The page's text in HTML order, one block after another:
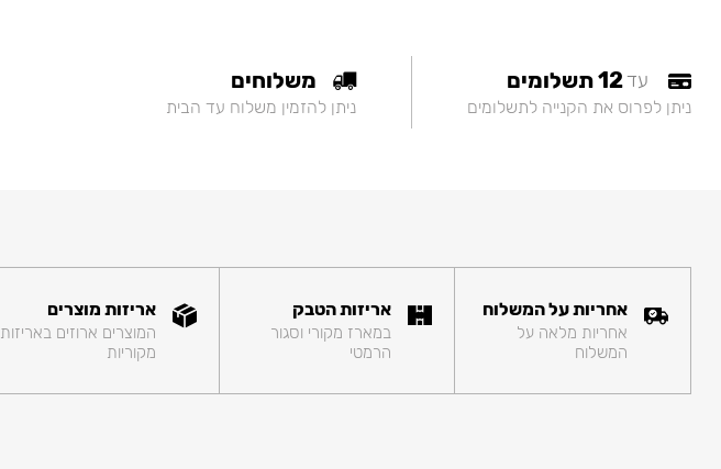
עד12 תשלומים
ניתן לפרוס את הקנייה לתשלומים
משלוחים
ניתן להזמין משלוח עד הבית
אחריות על המשלוח
אחריות מלאה על
המשלוח
אריזות הטבק
במארז מקורי וסגור
הרמטי
אריזות מוצרים
המוצרים ארוזים באריזות
מקוריות